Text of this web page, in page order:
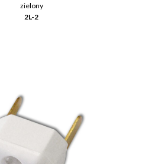
zielony
2L-2